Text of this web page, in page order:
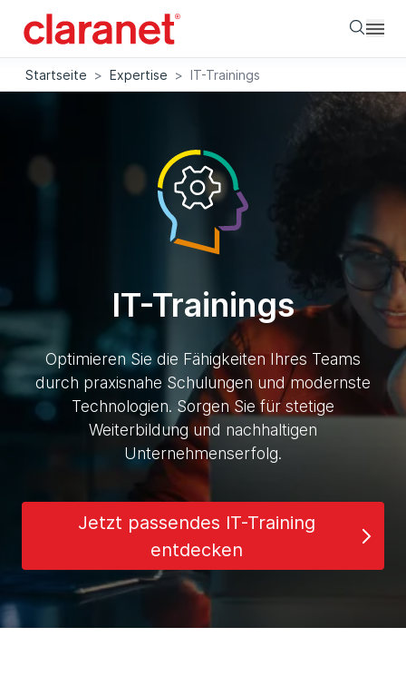
Startseite > Expertise > IT-Trainings
IT-Trainings
Optimieren Sie die Fähigkeiten Ihres Teams
durch praxisnahe Schulungen und modernste
Technologien. Sorgen Sie für stetige
Weiterbildung und nachhaltigen
Unternehmenserfolg.
Jetzt passendes IT-Training
entdecken